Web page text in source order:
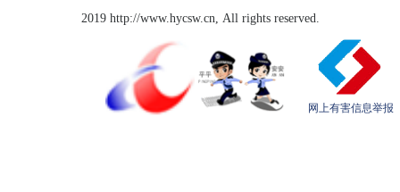
2019 http://www.hycsw.cn, All rights reserved.
网上有害信息举报